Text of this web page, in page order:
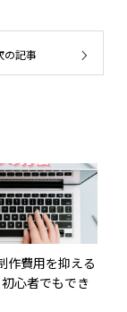
の記事
作費用を抑える
心者でもでき